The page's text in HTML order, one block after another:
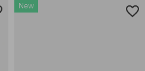
New